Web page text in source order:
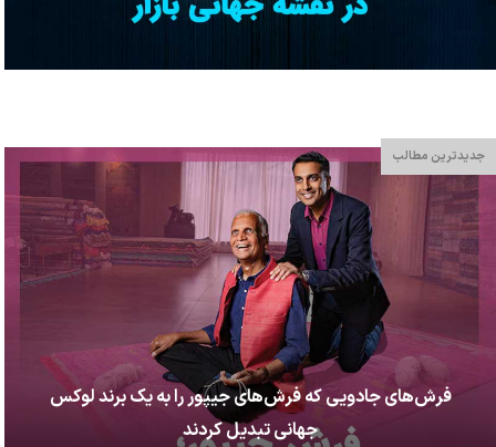
جدیدترین مطالب
فرش‌های جادویی که فرش‌های جیپور را به یک برند لوکس
جهانی تبدیل کردند